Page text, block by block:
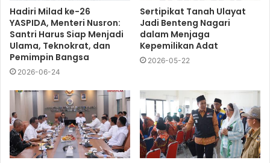
Hadiri Milad ke-26
YASPIDA, Menteri Nusron:
Santri Harus Siap Menjadi
Ulama, Teknokrat, dan
Pemimpin Bangsa
2026-06-24
Sertipikat Tanah Ulayat
Jadi Benteng Nagari
dalam Menjaga
Kepemilikan Adat
2026-05-22